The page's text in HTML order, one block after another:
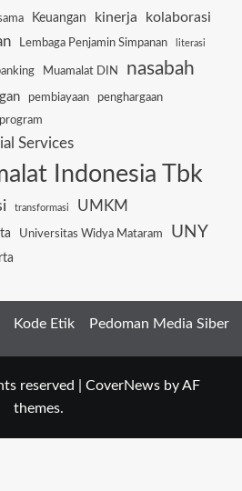
Keuangan kinerja kolaborasi
Lembaga Penjamin Simpanan literasi
Muamalat DIN nasabah
pembiayaan
penghargaan
program
Services
Indonesia Tbk
transformasi UMKM
Universitas Widya Mataram UNY
Kode Etik Pedoman Media Siber
reserved CoverNewsby AF
themes.